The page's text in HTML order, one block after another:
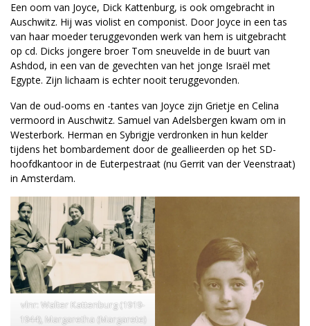
Een oom van Joyce, Dick Kattenburg, is ook omgebracht in
Auschwitz. Hij was violist en componist. Door Joyce in een tas
van haar moeder teruggevonden werk van hem is uitgebracht
op cd. Dicks jongere broer Tom sneuvelde in de buurt van
Ashdod, in een van de gevechten van het jonge Israël met
Egypte. Zijn lichaam is echter nooit teruggevonden.
Van de oud-ooms en -tantes van Joyce zijn Grietje en Celina
vermoord in Auschwitz. Samuel van Adelsbergen kwam om in
Westerbork. Herman en Sybrigje verdronken in hun kelder
tijdens het bombardement door de geallieerden op het SD-
hoofdkantoor in de Euterpestraat (nu Gerrit van der Veenstraat)
in Amsterdam.
vlnr: Walter Kattenburg (1919-
1944), Margaretha (Margarete)